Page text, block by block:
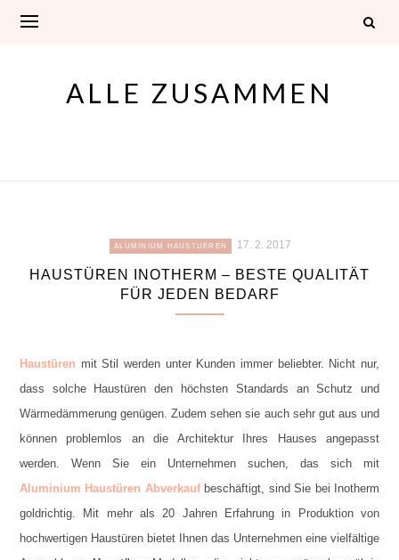
ALLE ZUSAMMEN
ALUMINIUM HAUSTUEREN 17. 2. 2017
HAUSTÜREN INOTHERM – BESTE QUALITÄT
FÜR JEDEN BEDARF
Haustüren mit Stil werden unter Kunden immer beliebter. Nicht nur,
dass solche Haustüren den höchsten Standards an Schutz und
Wärmedämmerung genügen. Zudem sehen sie auch sehr gut aus und
können problemlos an die Architektur Ihres Hauses angepasst
werden. Wenn Sie ein Unternehmen suchen, das sich mit
Aluminium Haustüren Abverkaufbeschäftigt, sind Sie bei Inotherm
goldrichtig. Mit mehr als 20 Jahren Erfahrung in Produktion von
hochwertigen Haustüren bietet Ihnen das Unternehmen eine vielfältige